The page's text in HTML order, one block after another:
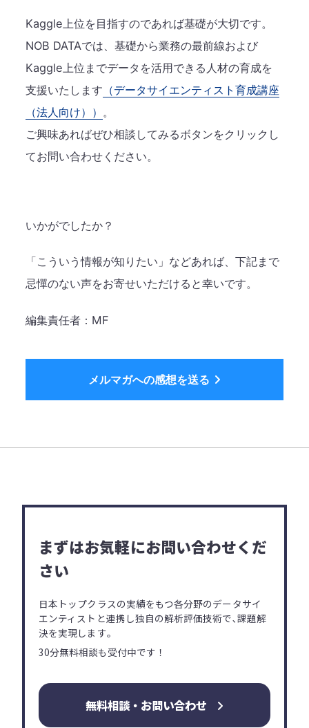
Kaggle上位を目指すのであれば基礎が大切です。
NOB DATAでは、基礎から業務の最前線および
Kaggle上位までデータを活用できる人材の育成を
支援いたします （データサイエンティスト育成講座
（法人向け）） 。
ご興味あればぜひ相談してみるボタンをクリックし
てお問い合わせください。
いかがでしたか？
「こういう情報が知りたい」などあれば、下記まで
忌憚のない声をお寄せいただけると幸いです。
編集責任者：MF
メルマガへの感想を送る
まずはお気軽にお問い合わせくだ
さい
日本トップクラスの実績をもつ各分野のデータサイ
エンティストと連携し独自の解析評価技術で､ 課題解
決を実現します｡
30分無料相談も受付中です！
無料相談・お問い合わせ